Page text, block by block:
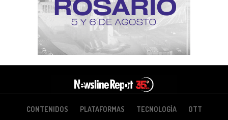
CONTENIDOS PLATAFORMAS TECNOLOGÍA OTT